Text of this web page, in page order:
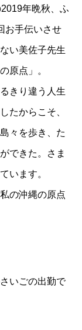
年晩秋、ふ
お手伝いさせ
い美佐子先生
原点」。
きり違う人生
たからこそ、
々を歩き、た
できた。さま
います。
の沖縄の原点
いごの出勤で